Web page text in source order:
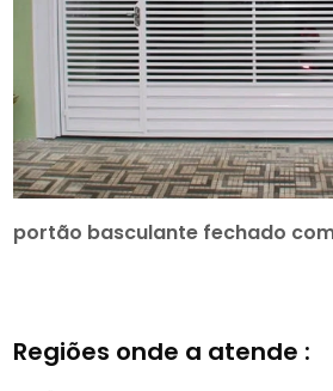
portão basculante fechado
Regiões onde a atende :